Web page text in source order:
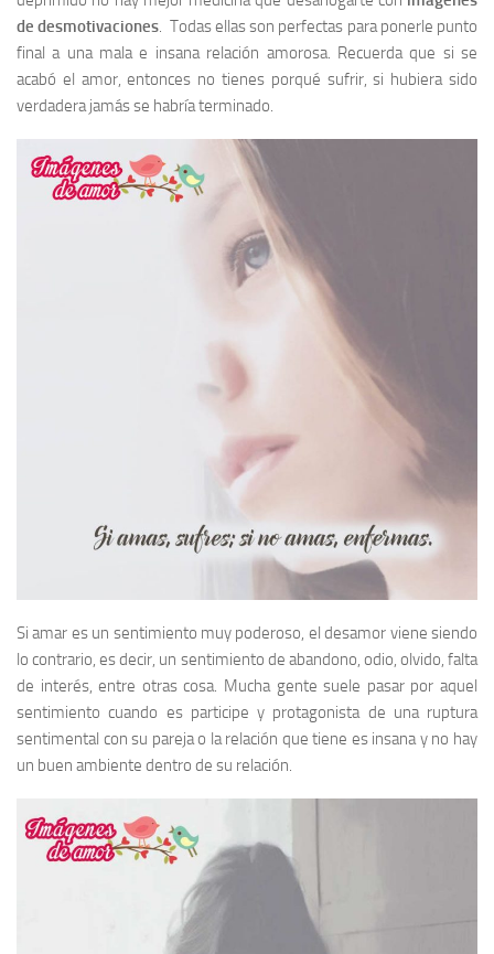
de desmotivaciones. Todas ellas son perfectas para ponerle punto
final a una mala e insana relación amorosa. Recuerda que si se
acabó el amor, entonces no tienes porqué sufrir, si hubiera sido
verdadera jamás se habría terminado.
Si amar es un sentimiento muy poderoso, el desamor viene siendo
lo contrario, es decir, un sentimiento de abandono, odio, olvido, falta
de interés, entre otras cosa. Mucha gente suele pasar por aquel
sentimiento cuando es participe y protagonista de una ruptura
sentimental con su pareja o la relación que tiene es insana y no hay
un buen ambiente dentro de su relación.